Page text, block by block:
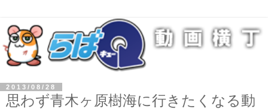
2013/08/28
思わず青木ヶ原樹海に行きたくなる動